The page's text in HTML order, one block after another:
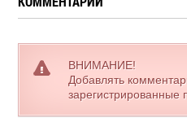
ВНИМАНИЕ!
Добавлять
зарегистрированные